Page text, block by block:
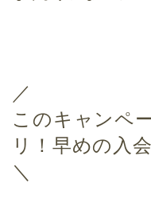
／
このキャンペ
リ！早めの入会
＼